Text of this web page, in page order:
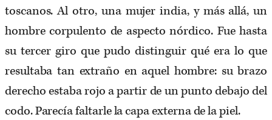
toscanos. Al otro, una mujer india, y más allá, un
hombre corpulento de aspecto nórdico. Fue hasta
su tercer giro que pudo distinguir qué era lo que
resultaba tan extraño en aquel hombre: su brazo
derecho estaba rojo a partir de un punto debajo del
codo. Parecía faltarle la capa externa de la piel.